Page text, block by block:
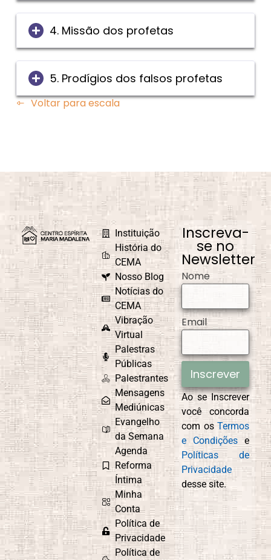
4. Missão dos profetas
5. Prodígios dos falsos profetas
Voltar para escala
Instituição
História do
CEMA
Nosso Blog
Notícias do
CEMA
Vibração
Virtual
Palestras
Públicas
Palestrantes
Mensagens
Mediúnicas
Evangelho
da Semana
Agenda
Reforma
Íntima
Minha
Conta
Política de
Privacidade
Política de
Inscreva-
se no
Newsletter
Nome
Email
Inscrever
Ao se Inscrever
você concorda
com osTermos
e Condições e
Políticas de
Privacidade
desse site.